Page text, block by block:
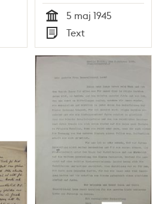
Tid
5 maj 1945
Typ
Text